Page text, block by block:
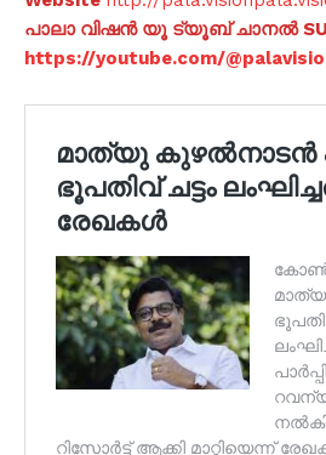
പാലാ വിഷൻ യൂ ട്യൂബ് ചാനൽ
https://youtube.com/